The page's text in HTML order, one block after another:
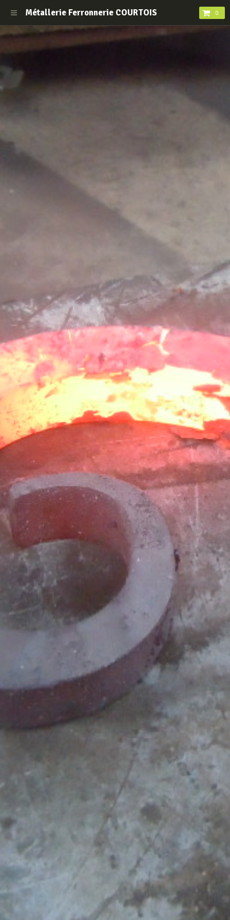
Métallerie Ferronnerie COURTOIS 0